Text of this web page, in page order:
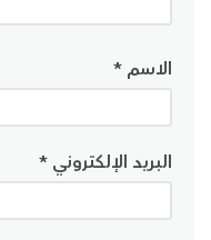
الاسم*
البريد الإلكتروني*